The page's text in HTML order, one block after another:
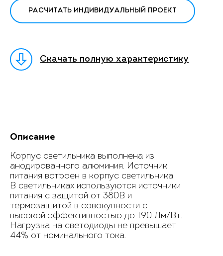
РАСЧИТАТЬ ИНДИВИДУАЛЬНЫЙ ПРОЕКТ
Скачать полную характеристику
Описание
Корпус светильника выполнена из
анодированного алюминия. Источник
питания встроен в корпус светильника.
В светильниках используются источники
питания с защитой от 380В и
термозащитой в совокупности с
высокой эффективностью до 190 Лм/Вт.
Нагрузка на светодиоды не превышает
44% от номинального тока.